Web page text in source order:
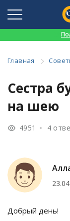
Главная
Сестра
на шею
4951 4
Добрый день!